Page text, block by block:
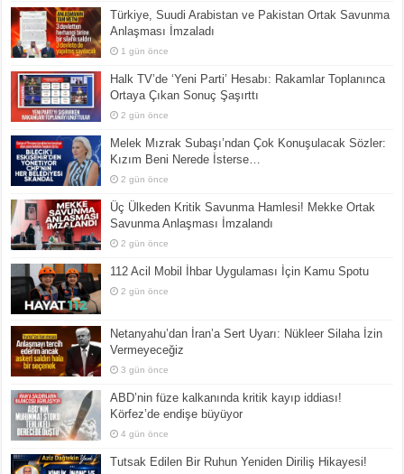
Türkiye, Suudi Arabistan ve Pakistan Ortak Savunma
Anlaşması İmzaladı
1 gün önce
Halk TV’de ‘Yeni Parti’ Hesabı: Rakamlar Toplanınca
Ortaya Çıkan Sonuç Şaşırttı
2 gün önce
Melek Mızrak Subaşı’ndan Çok Konuşulacak Sözler:
Kızım Beni Nerede İsterse…
2 gün önce
Üç Ülkeden Kritik Savunma Hamlesi! Mekke Ortak
Savunma Anlaşması İmzalandı
2 gün önce
112 Acil Mobil İhbar Uygulaması İçin Kamu Spotu
2 gün önce
Netanyahu’dan İran’a Sert Uyarı: Nükleer Silaha İzin
Vermeyeceğiz
3 gün önce
ABD’nin füze kalkanında kritik kayıp iddiası!
Körfez’de endişe büyüyor
4 gün önce
Tutsak Edilen Bir Ruhun Yeniden Diriliş Hikayesi!